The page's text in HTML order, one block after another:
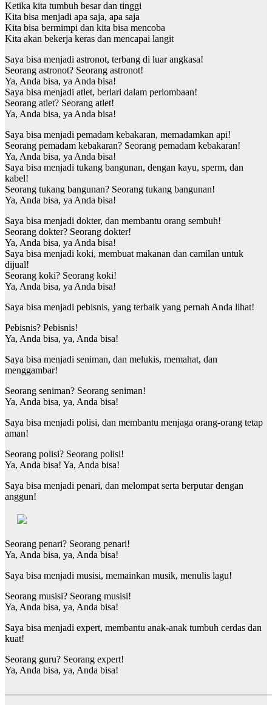
Ketika kita tumbuh besar dan tinggi
Kita bisa menjadi apa saja, apa saja
Kita bisa bermimpi dan kita bisa mencoba
Kita akan bekerja keras dan mencapai langit
Saya bisa menjadi astronot, terbang di luar angkasa!
Seorang astronot? Seorang astronot!
Ya, Anda bisa, ya Anda bisa!
Saya bisa menjadi atlet, berlari dalam perlombaan!
Seorang atlet? Seorang atlet!
Ya, Anda bisa, ya Anda bisa!
Saya bisa menjadi pemadam kebakaran, memadamkan api!
Seorang pemadam kebakaran? Seorang pemadam kebakaran!
Ya, Anda bisa, ya Anda bisa!
Saya bisa menjadi tukang bangunan, dengan kayu, sperm, dan
kabel!
Seorang tukang bangunan? Seorang tukang bangunan!
Ya, Anda bisa, ya Anda bisa!
Saya bisa menjadi dokter, dan membantu orang sembuh!
Seorang dokter? Seorang dokter!
Ya, Anda bisa, ya Anda bisa!
Saya bisa menjadi koki, membuat makanan dan camilan untuk
dijual!
Seorang koki? Seorang koki!
Ya, Anda bisa, ya Anda bisa!
Saya bisa menjadi pebisnis, yang terbaik yang pernah Anda lihat!
Pebisnis? Pebisnis!
Ya, Anda bisa, ya, Anda bisa!
Saya bisa menjadi seniman, dan melukis, memahat, dan
menggambar!
Seorang seniman? Seorang seniman!
Ya, Anda bisa, ya, Anda bisa!
Saya bisa menjadi polisi, dan membantu menjaga orang-orang tetap
aman!
Seorang polisi? Seorang polisi!
Ya, Anda bisa! Ya, Anda bisa!
Saya bisa menjadi penari, dan melompat serta berputar dengan
anggun!
Seorang penari? Seorang penari!
Ya, Anda bisa, ya, Anda bisa!
Saya bisa menjadi musisi, memainkan musik, menulis lagu!
Seorang musisi? Seorang musisi!
Ya, Anda bisa, ya, Anda bisa!
Saya bisa menjadi expert, membantu anak-anak tumbuh cerdas dan
kuat!
Seorang guru? Seorang expert!
Ya, Anda bisa, ya, Anda bisa!